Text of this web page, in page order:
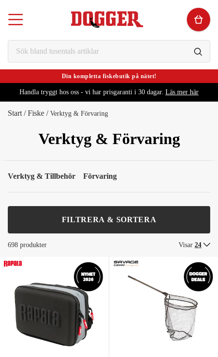
Din kompletta fiskebutik på nätet!
Handla tryggt hos oss - vi har prisgaranti i 30 dagar. Läs mer här
Start /Fiske / Verktyg & Förvaring
Verktyg & Förvaring
Verktyg & Tillbehör Förvaring
FILTRERA & SORTERA
698 produkter Visar 24